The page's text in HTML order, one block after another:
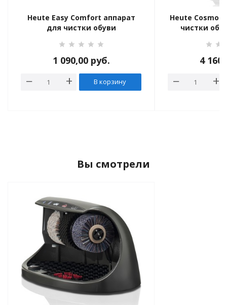
Heute Easy Comfort аппарат
для чистки обуви
1 090,00 руб.
В корзину
Heute Cosmo
чистки
4
Вы смотрели